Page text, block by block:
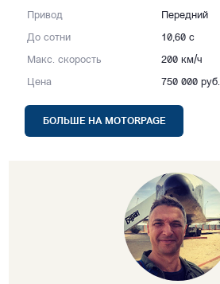
Привод Передний
До сотни 10,60 с
Макс. скорость 200 км/ч
Цена 750 000 руб.
БОЛЬШЕ НА MOTORPAGE